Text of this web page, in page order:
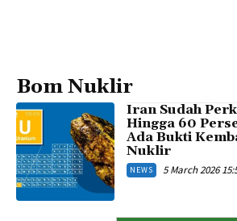
Bom Nuklir
Iran Sudah
Hingga 60
Ada Bukti
Nuklir
NEWS 5 March 2026